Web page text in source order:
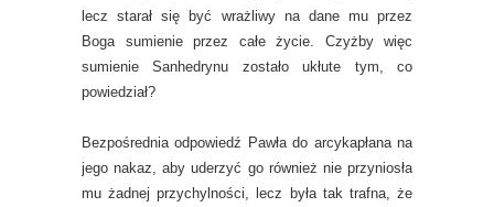
lecz starał się być wrażliwy na dane mu przez
Boga sumienie przez całe życie. Czyżby więc
sumienie Sanhedrynu zostało ukłute tym, co
powiedział?
Bezpośrednia odpowiedź Pawła do arcykapłana na
jego nakaz, aby uderzyć go również nie przyniosła
mu żadnej przychylności, lecz była tak trafna, że